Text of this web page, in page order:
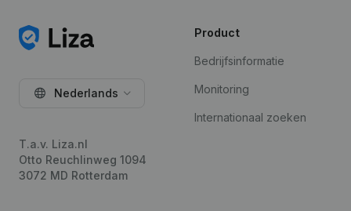
Nederlands
T.a.v. Liza.nl
Otto Reuchlinweg 1094
3072 MD Rotterdam
Product
Bedrijfsinformatie
Monitoring
Internationaal zoeken